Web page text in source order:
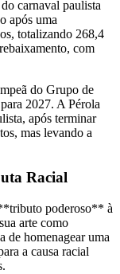
carnaval paulista
após uma
totalizando 268,4
com
do Grupo de
2027. A Pérola
após terminar
mas levando a
Racial
poderoso** à
arte como
de homenagear uma
a causa racial